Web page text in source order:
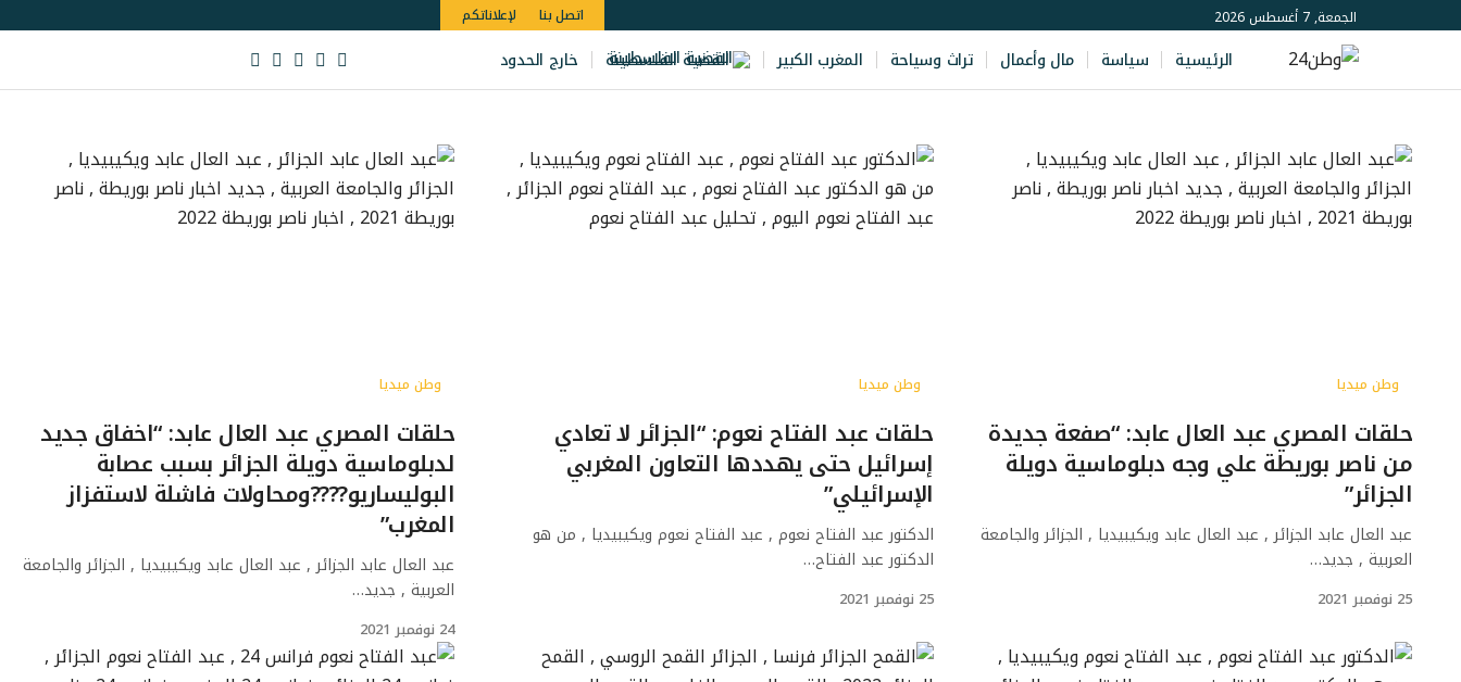
الجمعة, 7 أغسطس 2026 اتصل بنا لإعلاناتكم
الرئيسية سياسة مال وأعمال تراث وسياحة المغرب الكبير القضية الفلسطينة خارج الحدود
وطن ميديا
حلقات المصري عبد العال عابد: “صفعة جديدة
من ناصر بوريطة علي وجه دبلوماسية دويلة
الجزائر”
عبد العال عابد الجزائر , عبد العال عابد ويكيبيديا , الجزائر والجامعة
العربية , جديد…
25 نوفمبر 2021
وطن ميديا
حلقات عبد الفتاح نعوم: “الجزائر لا تعادي
إسرائيل حتى يهددها التعاون المغربي
الإسرائيلي”
الدكتور عبد الفتاح نعوم , عبد الفتاح نعوم ويكيبيديا , من هو
الدكتور عبد الفتاح…
25 نوفمبر 2021
وطن ميديا
حلقات المصري عبد العال عابد: “اخفاق جديد
لدبلوماسية دويلة الجزائر بسبب عصابة
البوليساريو????ومحاولات فاشلة لاستفزاز
المغرب”
عبد العال عابد الجزائر , عبد العال عابد ويكيبيديا , الجزائر والجامعة
العربية , جديد…
24 نوفمبر 2021